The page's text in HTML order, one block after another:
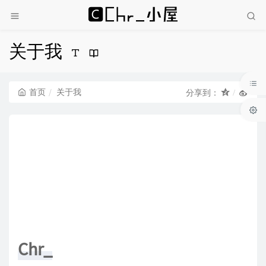
关于我
首页 关于我 分享到：
Chr_